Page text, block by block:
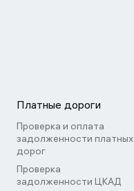
Платные дороги
Проверка и оплата
задолженности платных
дорог
Проверка
задолженности ЦКАД